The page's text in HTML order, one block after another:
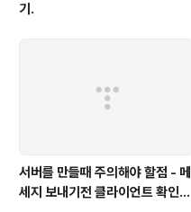
기.
서버를 만들때 주의해야 할점 - 메
세지 보내기전 클라이언트 확인하